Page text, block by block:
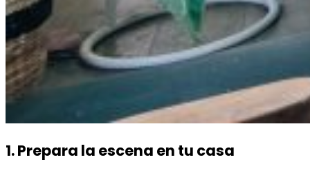
1. Prepara la escena en tu casa